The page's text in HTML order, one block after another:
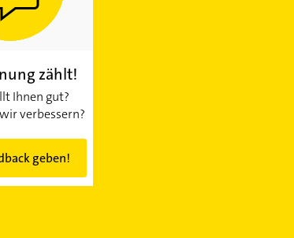
zählt!
Ihnen gut?
verbessern?
geben!